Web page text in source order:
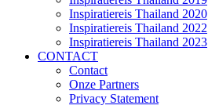
Inspiratiereis Thailand 2020
Inspiratiereis Thailand 2022
Inspiratiereis Thailand 2023
CONTACT
Contact
Onze Partners
Privacy Statement